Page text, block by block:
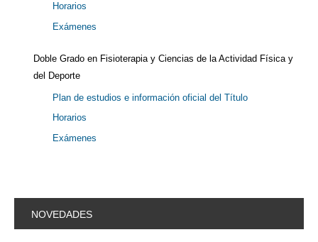
Horarios
Exámenes
Doble Grado en Fisioterapia y Ciencias de la Actividad Física y
del Deporte
Plan de estudios e información oficial del Título
Horarios
Exámenes
NOVEDADES